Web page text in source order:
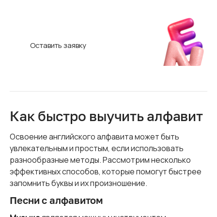
C нуля и без акцента в школе Hello World
Оставить заявку
Как быстро выучить алфавит
Освоение английского алфавита может быть
увлекательным и простым, если использовать
разнообразные методы. Рассмотрим несколько
эффективных способов, которые помогут быстрее
запомнить буквы и их произношение.
Песни с алфавитом